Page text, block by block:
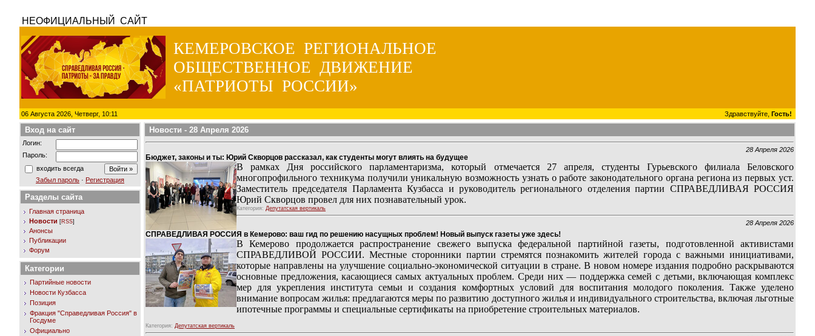
НЕОФИЦИАЛЬНЫЙ САЙТ
КЕМЕРОВСКОЕ РЕГИОНАЛЬНОЕ
ОБЩЕСТВЕННОЕ ДВИЖЕНИЕ
«ПАТРИОТЫ РОССИИ»
06 Августа 2026, Четверг, 10:11 Здравствуйте, Гость!
Вход на сайт
Логин:
Пароль:
входить всегда
Забыл пароль · Регистрация
Разделы сайта
Главная страница
Новости [RSS]
Анонсы
Публикации
Форум
Категории
Партийные новости
Новости Кузбасса
Позиция
Фракция "Справедливая Россия" в
Госдуме
Официально
Новости - 28 Апреля 2026
28 Апреля 2026
Бюджет, законы и ты: Юрий Скворцов рассказал, как студенты могут влиять на будущее
В рамках Дня российского парламентаризма, который отмечается 27 апреля, студенты Гурьевского филиала Беловского
многопрофильного техникума получили уникальную возможность узнать о работе законодательного органа региона из первых уст.
Заместитель председателя Парламента Кузбасса и руководитель регионального отделения партии СПРАВЕДЛИВАЯ РОССИЯ
Юрий Скворцов провел для них познавательный урок.
Категория: Депутатская вертикаль
28 Апреля 2026
СПРАВЕДЛИВАЯ РОССИЯ в Кемерово: ваш гид по решению насущных проблем! Новый выпуск газеты уже здесь!
В Кемерово продолжается распространение свежего выпуска федеральной партийной газеты, подготовленной активистами
СПРАВЕДЛИВОЙ РОССИИ. Местные сторонники партии стремятся познакомить жителей города с важными инициативами,
которые направлены на улучшение социально-экономической ситуации в стране. В новом номере издания подробно раскрываются
основные предложения, касающиеся самых актуальных проблем. Среди них — поддержка семей с детьми, включающая комплекс
мер для укрепления института семьи и создания комфортных условий для воспитания молодого поколения. Также уделено
внимание вопросам жилья: предлагаются меры по развитию доступного жилья и индивидуального строительства, включая льготные
ипотечные программы и специальные сертификаты на приобретение строительных материалов.
Категория: Депутатская вертикаль